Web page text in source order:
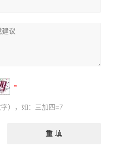
），如：三加四=7